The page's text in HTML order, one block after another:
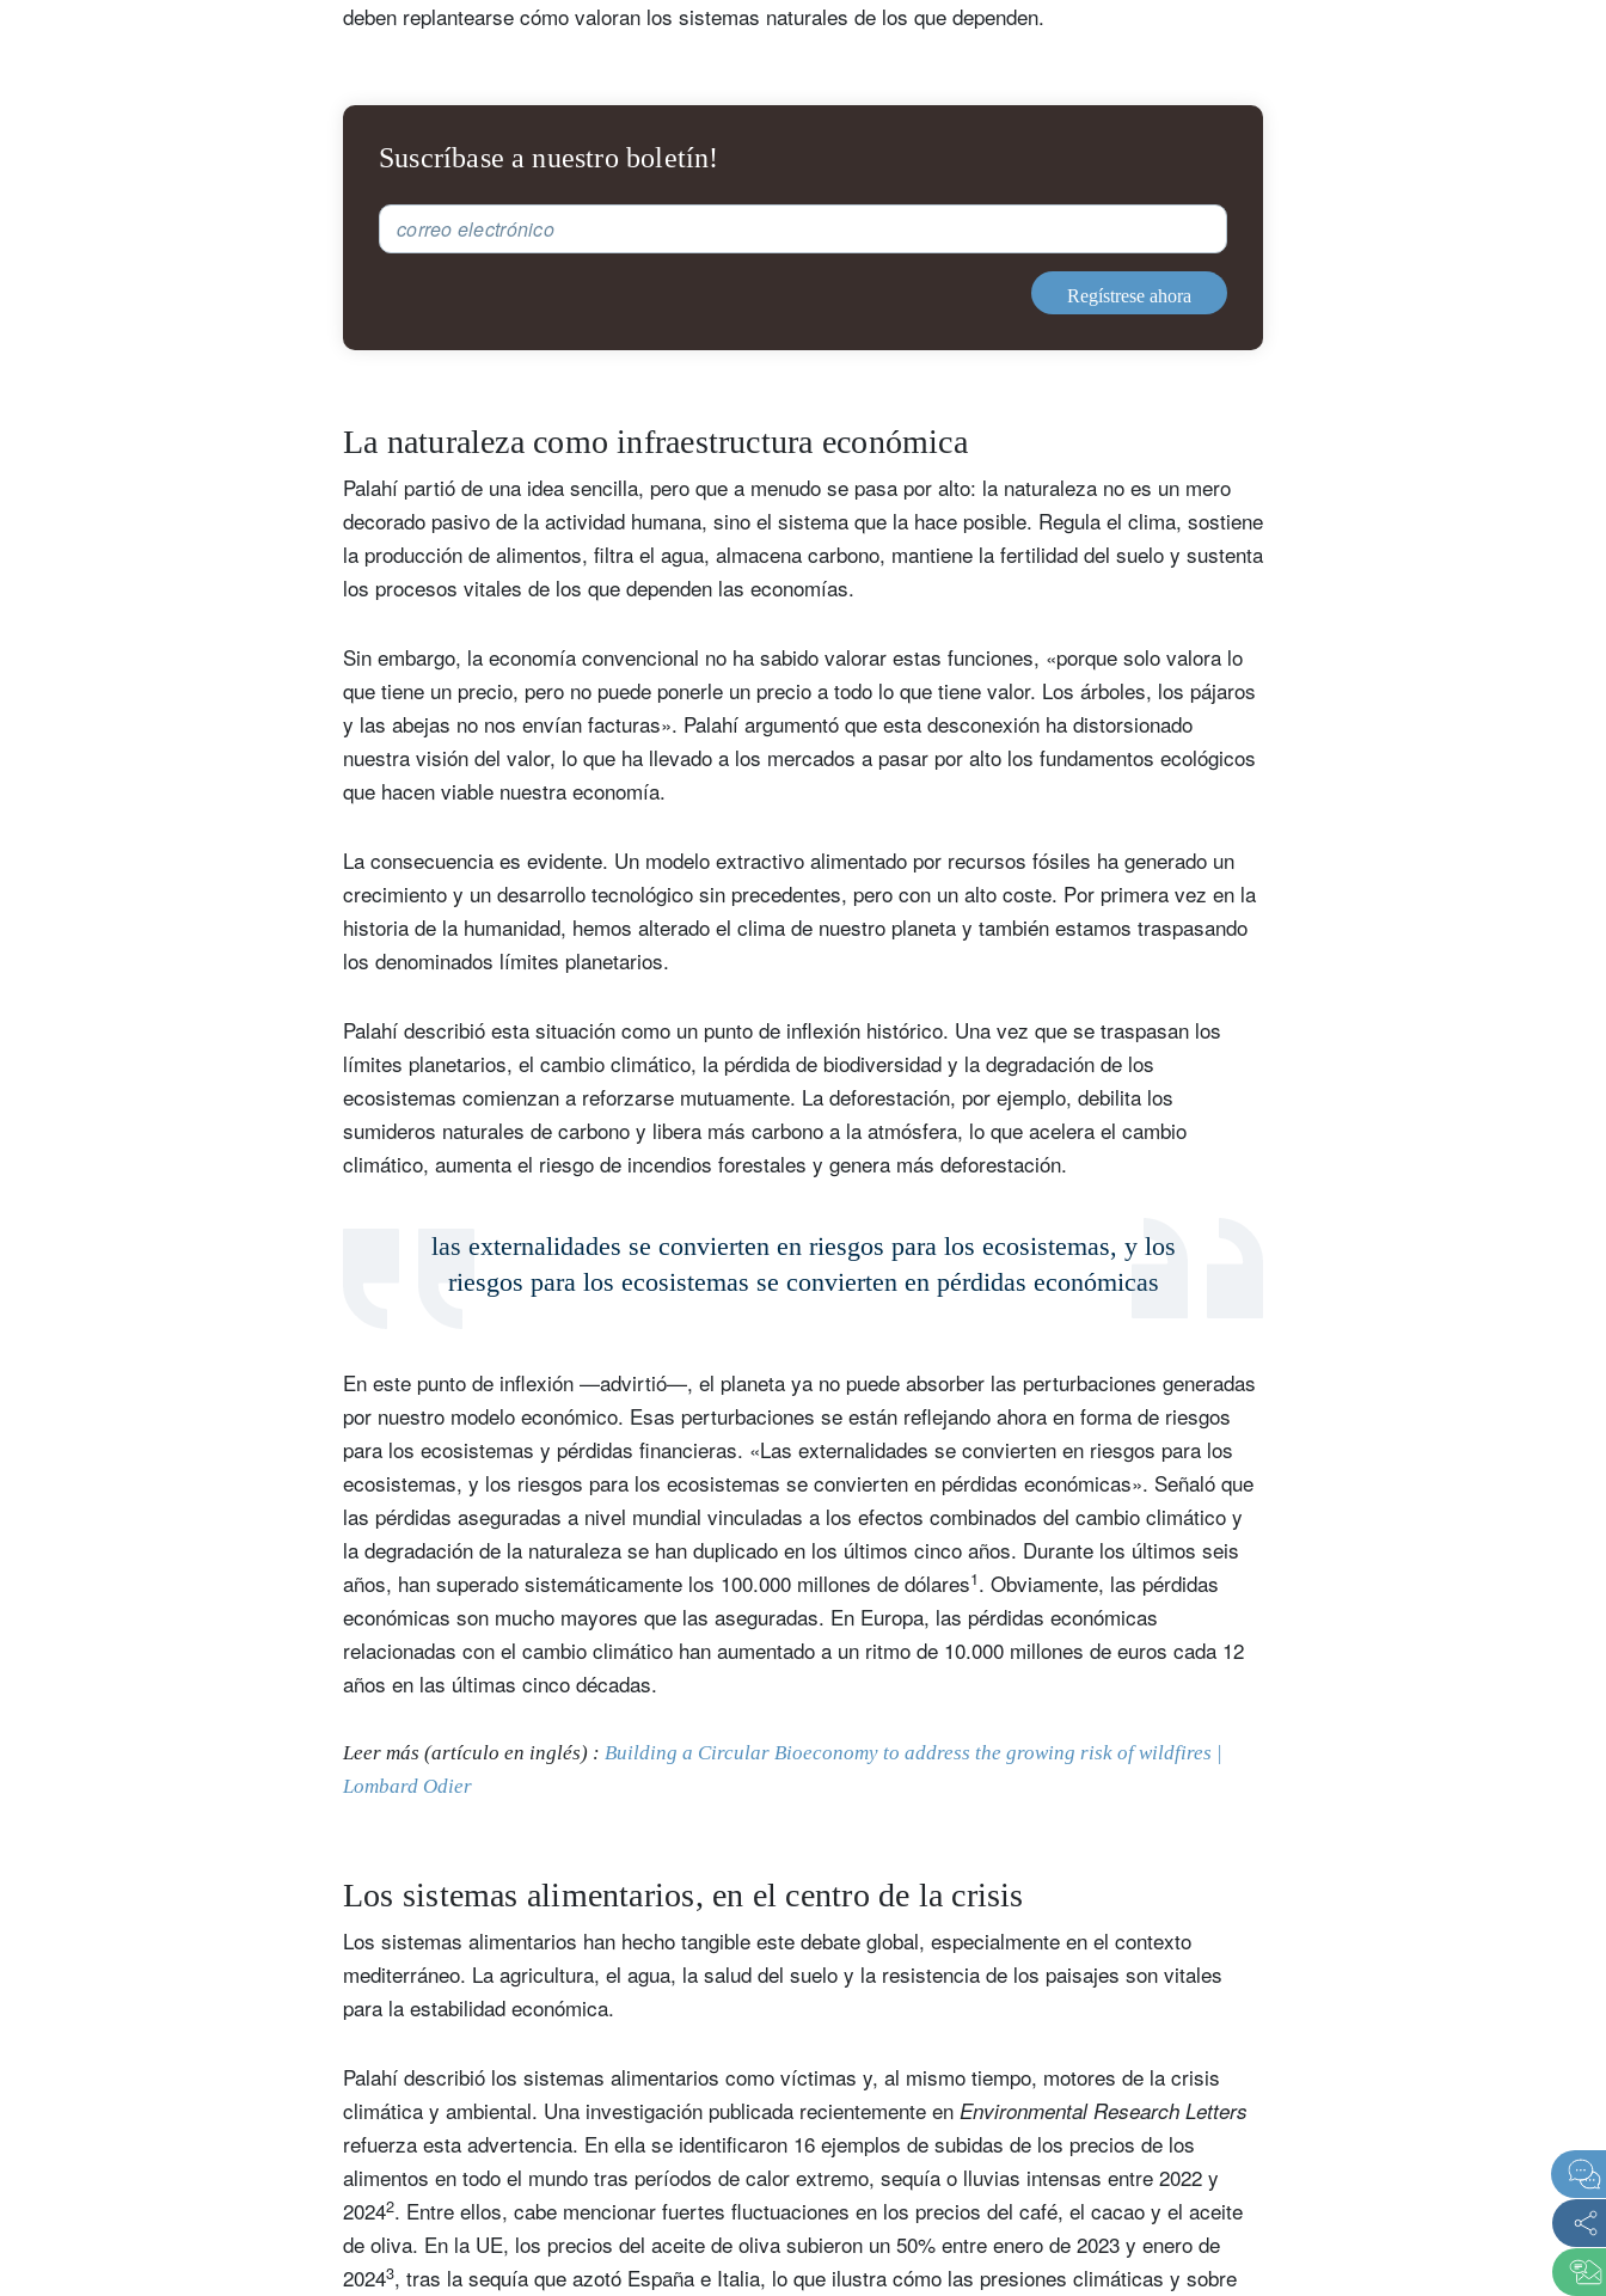
deben replantearse cómo valoran los sistemas naturales de los que dependen.
Suscríbase a nuestro boletín!
correo electrónico
Regístrese ahora
La naturaleza como infraestructura económica
Palahí partió de una idea sencilla, pero que a menudo se pasa por alto: la naturaleza no es un mero
decorado pasivo de la actividad humana, sino el sistema que la hace posible. Regula el clima, sostiene
la producción de alimentos, filtra el agua, almacena carbono, mantiene la fertilidad del suelo y sustenta
los procesos vitales de los que dependen las economías.
Sin embargo, la economía convencional no ha sabido valorar estas funciones, «porque solo valora lo
que tiene un precio, pero no puede ponerle un precio a todo lo que tiene valor. Los árboles, los pájaros
y las abejas no nos envían facturas». Palahí argumentó que esta desconexión ha distorsionado
nuestra visión del valor, lo que ha llevado a los mercados a pasar por alto los fundamentos ecológicos
que hacen viable nuestra economía.
La consecuencia es evidente. Un modelo extractivo alimentado por recursos fósiles ha generado un
crecimiento y un desarrollo tecnológico sin precedentes, pero con un alto coste. Por primera vez en la
historia de la humanidad, hemos alterado el clima de nuestro planeta y también estamos traspasando
los denominados límites planetarios.
Palahí describió esta situación como un punto de inflexión histórico. Una vez que se traspasan los
límites planetarios, el cambio climático, la pérdida de biodiversidad y la degradación de los
ecosistemas comienzan a reforzarse mutuamente. La deforestación, por ejemplo, debilita los
sumideros naturales de carbono y libera más carbono a la atmósfera, lo que acelera el cambio
climático, aumenta el riesgo de incendios forestales y genera más deforestación.
las externalidades se convierten en riesgos para los ecosistemas, y los
riesgos para los ecosistemas se convierten en pérdidas económicas
En este punto de inflexión —advirtió—, el planeta ya no puede absorber las perturbaciones generadas
por nuestro modelo económico. Esas perturbaciones se están reflejando ahora en forma de riesgos
para los ecosistemas y pérdidas financieras. «Las externalidades se convierten en riesgos para los
ecosistemas, y los riesgos para los ecosistemas se convierten en pérdidas económicas». Señaló que
las pérdidas aseguradas a nivel mundial vinculadas a los efectos combinados del cambio climático y
la degradación de la naturaleza se han duplicado en los últimos cinco años. Durante los últimos seis
años, han superado sistemáticamente los 100.000 millones de dólares1. Obviamente, las pérdidas
económicas son mucho mayores que las aseguradas. En Europa, las pérdidas económicas
relacionadas con el cambio climático han aumentado a un ritmo de 10.000 millones de euros cada 12
años en las últimas cinco décadas.
Leer más (artículo en inglés) : Building a Circular Bioeconomy to address the growing risk of wildfires |
Lombard Odier
Los sistemas alimentarios, en el centro de la crisis
Los sistemas alimentarios han hecho tangible este debate global, especialmente en el contexto
mediterráneo. La agricultura, el agua, la salud del suelo y la resistencia de los paisajes son vitales
para la estabilidad económica.
Palahí describió los sistemas alimentarios como víctimas y, al mismo tiempo, motores de la crisis
climática y ambiental. Una investigación publicada recientemente en Environmental Research Letters
refuerza esta advertencia. En ella se identificaron 16 ejemplos de subidas de los precios de los
alimentos en todo el mundo tras períodos de calor extremo, sequía o lluvias intensas entre 2022 y
20242. Entre ellos, cabe mencionar fuertes fluctuaciones en los precios del café, el cacao y el aceite
de oliva. En la UE, los precios del aceite de oliva subieron un 50% entre enero de 2023 y enero de
20243, tras la sequía que azotó España e Italia, lo que ilustra cómo las presiones climáticas y sobre
Suscríbase a nuestro boletín!
correo electrónico
Select an OptionTítulo Nombre Apellido
Select an Option
País de residencia
No resido en EE. UU. ni soy
ciudadano de dicho país
Regístrese ahora